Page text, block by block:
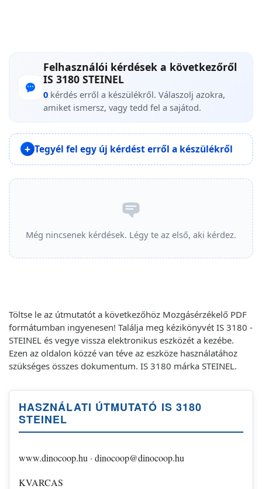
Felhasználói kérdések a következőről
IS 3180 STEINEL
0 kérdés erről a készülékről. Válaszolj azokra,
amiket ismersz, vagy tedd fel a sajátod.
Tegyél fel egy új kérdést erről a készülékről
Még nincsenek kérdések. Légy te az első, aki kérdez.
Töltse le az útmutatót a következőhöz Mozgásérzékelő PDF
formátumban ingyenesen! Találja meg kézikönyvét IS 3180 -
STEINEL és vegye vissza elektronikus eszközét a kezébe.
Ezen az oldalon közzé van téve az eszköze használatához
szükséges összes dokumentum. IS 3180 márka STEINEL.
HASZNÁLATI ÚTMUTATÓ IS 3180
STEINEL
www.dinocoop.hu · dinocoop@dinocoop.hu
KVARCAS